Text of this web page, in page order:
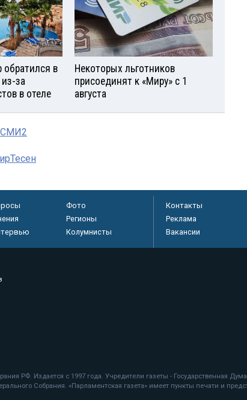
обратился в
за
в отеле
Некоторых льготников
присоединят к «Миру» с 1
августа
СМИ2
Фото
Регионы
Колумнисты
Контакты
Реклама
Вакансии
РФ. Издается с 1997 года. Учредители газеты - Государственная
Собрания. «Парламентская газета» имеет пункты печати и